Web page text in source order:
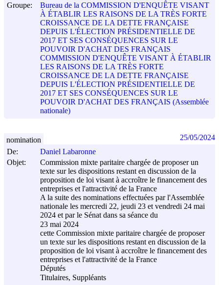
Groupe:
Bureau de la COMMISSION D'ENQUÊTE VISANT
À ÉTABLIR LES RAISONS DE LA TRÈS FORTE
CROISSANCE DE LA DETTE FRANÇAISE
DEPUIS L'ÉLECTION PRÉSIDENTIELLE DE
2017 ET SES CONSÉQUENCES SUR LE
POUVOIR D'ACHAT DES FRANÇAIS
COMMISSION D'ENQUÊTE VISANT À ÉTABLIR
LES RAISONS DE LA TRÈS FORTE
CROISSANCE DE LA DETTE FRANÇAISE
DEPUIS L'ÉLECTION PRÉSIDENTIELLE DE
2017 ET SES CONSÉQUENCES SUR LE
POUVOIR D'ACHAT DES FRANÇAIS (Assemblée
nationale)
De:
Daniel Labaronne
Objet:
Commission mixte paritaire chargée de proposer un
texte sur les dispositions restant en discussion de la
proposition de loi visant à accroître le financement des
entreprises et l'attractivité de la France
A la suite des nominations effectuées par l'Assemblée
nationale les mercredi 22, jeudi 23 et vendredi 24 mai
2024 et par le Sénat dans sa séance du
23 mai 2024
cette Commission mixte paritaire chargée de proposer
un texte sur les dispositions restant en discussion de la
proposition de loi visant à accroître le financement des
entreprises et l'attractivité de la France
Députés
Titulaires, Suppléants
nomination 25/05/2024